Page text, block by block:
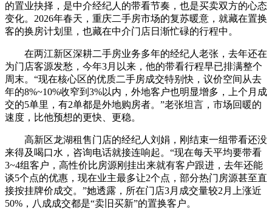
的置业抉择，是中介经纪人的带看节奏，也是买卖双方的心态
变化。2026年春天，重庆二手房市场的复苏暖意，就藏在置换
客的换房计划里，也藏在中介门店日渐忙碌的行程中。
在两江新区深耕二手房业务多年的经纪人老张，去年还在
为门店客源发愁，今年3月以来，他的带看行程早已排满整个
周末。“现在核心区的优质二手房成交特别快，议价空间从去
年的8%~10%收窄到3%以内，外地客户也明显增多，上个月成
交的5单里，有2单都是外地购房者。”老张坦言，市场回暖的
速度，比他预想的更快、更稳。
高新区龙湖租售门店的经纪人刘娟，刚结束一组带看还没
来得及喝口水，咨询电话就接连响起。“现在每天平均要带看
3~4组客户，高性价比房源刚挂出来就有客户跟进，去年还能
谈5个点的优惠，现在业主最多让2个点，部分热门房源甚至直
接按挂牌价成交。”她透露，所在门店3月成交量较2月上涨近
50%，八成成交都是“卖旧买新”的置换客户。